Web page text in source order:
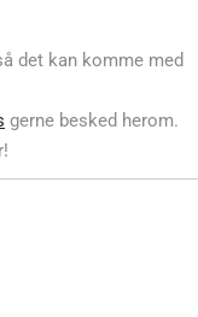
det kan komme med
gerne besked herom.